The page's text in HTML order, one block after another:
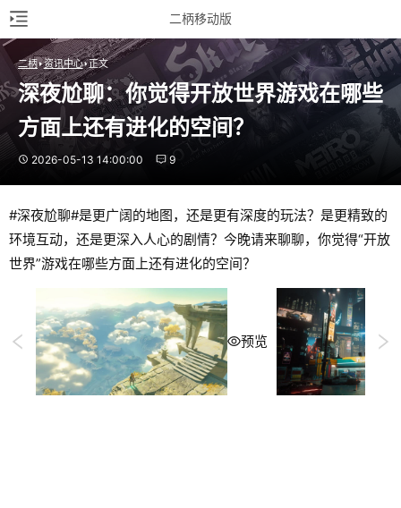
二柄移动版
二柄 资讯中心 正文
深夜尬聊：你觉得开放世界游戏在哪些
方面上还有进化的空间？
2026-05-13 14:00:00 9
#深夜尬聊#是更广阔的地图，还是更有深度的玩法？是更精致的
环境互动，还是更深入人心的剧情？今晚请来聊聊，你觉得“开放
世界”游戏在哪些方面上还有进化的空间？
预览